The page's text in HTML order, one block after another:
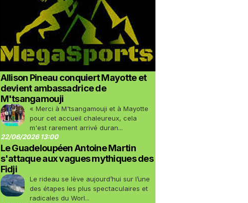
Allison Pineau conquiert Mayotte et
devient ambassadrice de
M'tsangamouji
« Merci à M'tsangamouji et à Mayotte
pour cet accueil chaleureux, cela
m'est rarement arrivé duran...
22/06/2026 13:00
Le Guadeloupéen Antoine Martin
s'attaque aux vagues mythiques des
Fidji
Le rideau se lève aujourd’hui sur l’une
des étapes les plus spectaculaires et
radicales du Worl...